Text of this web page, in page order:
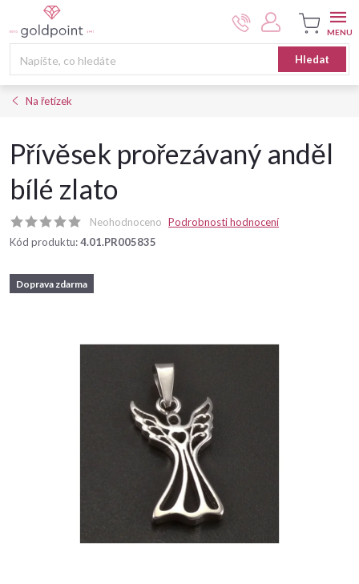
na
Hledat
Nákupní
košík
Na řetízek
Přívěsek prořezávaný anděl
bílé zlato
Neohodnoceno Podrobnosti hodnocení
Kód produktu:4.01.PR005835
Doprava zdarma